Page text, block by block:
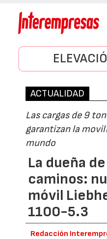
ACTUALIDAD
Las cargas de 9
garantizan la
mundo
La dueña
caminos:
móvil
1100-5.3
Redacción